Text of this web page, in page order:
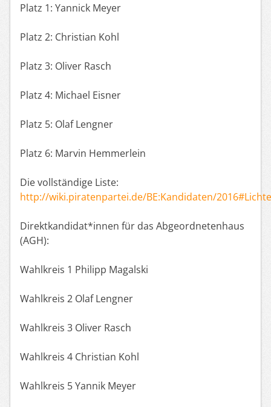
Platz 1: Yannick Meyer
Platz 2: Christian Kohl
Platz 3: Oliver Rasch
Platz 4: Michael Eisner
Platz 5: Olaf Lengner
Platz 6: Marvin Hemmerlein
Die vollständige Liste:
http://wiki.piratenpartei.de/BE:Kandidaten/
Direktkandidat*innen für das Abgeordnetenhaus
(AGH):
Wahlkreis 1 Philipp Magalski
Wahlkreis 2 Olaf Lengner
Wahlkreis 3 Oliver Rasch
Wahlkreis 4 Christian Kohl
Wahlkreis 5 Yannik Meyer